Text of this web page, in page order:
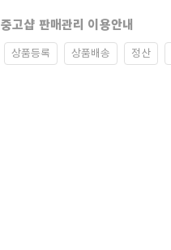
중고샵 판매관리 이용안내
상품등록 상품배송 정산